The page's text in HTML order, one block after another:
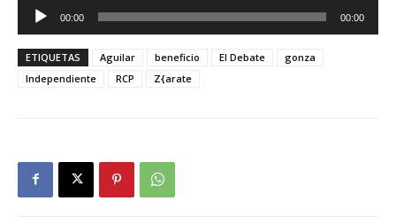
Reproductor
de
audio
00:00 00:00
ETIQUETAS Aguilar beneficio El Debate
gonza
Independiente
RCP Z{arate